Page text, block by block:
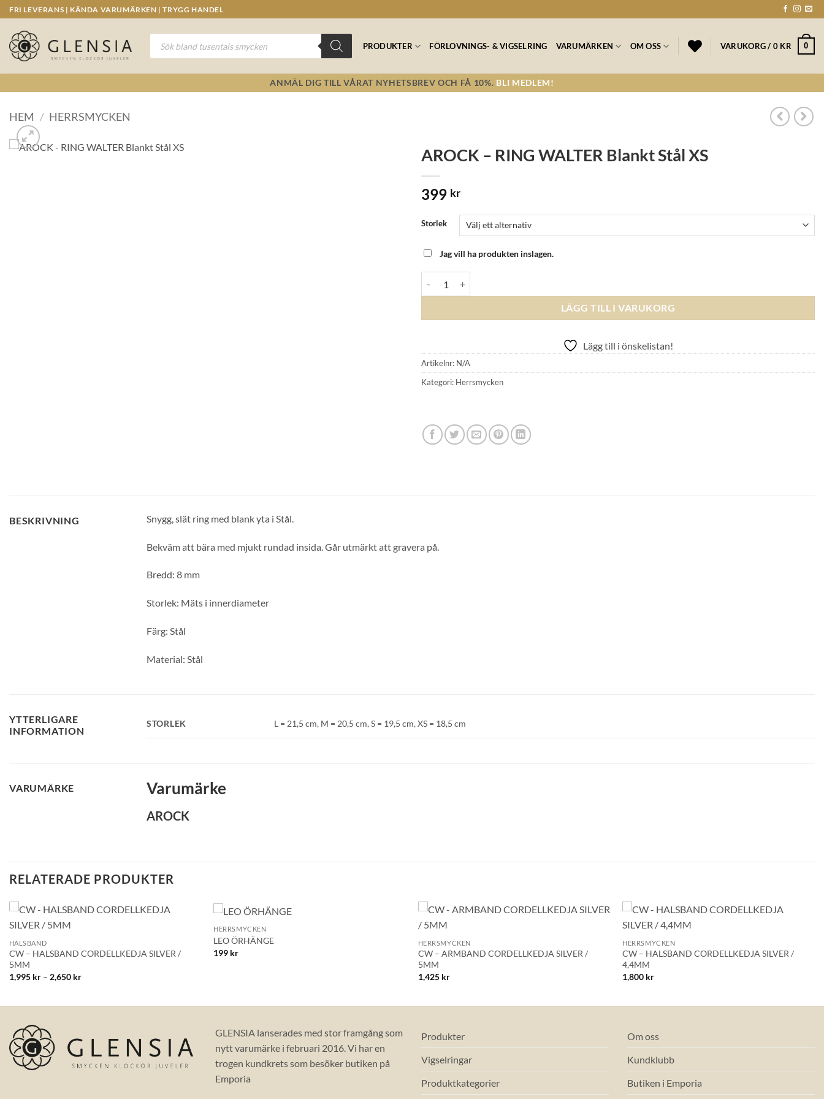
Skip
to
content
FRI LEVERANS | KÄNDA VARUMÄRKEN | TRYGG HANDEL
Produktsökning
PRODUKTER FÖRLOVNINGS- & VIGSELRING VARUMÄRKEN OM OSS VARUKORG / 0 KR 0
ANMÄL DIG TILL VÅRAT NYHETSBREV OCH FÅ 10%. BLI MEDLEM!
HEM / HERRSMYCKEN
AROCK – RING WALTER Blankt Stål XS
399 kr
Storlek
Jag vill ha produkten inslagen.
LÄGG TILL I VARUKORG
Lägg till i önskelistan!
Artikelnr: N/A
Kategori: Herrsmycken
BESKRIVNING Snygg, slät ring med blank yta i Stål.
Bekväm att bära med mjukt rundad insida. Går utmärkt att gravera på.
Bredd: 8 mm
Storlek: Mäts i innerdiameter
Färg: Stål
Material: Stål
YTTERLIGARE
INFORMATION
STORLEK L = 21,5 cm, M = 20,5 cm,S = 19,5 cm,XS = 18,5 cm
VARUMÄRKE Varumärke
AROCK
RELATERADE PRODUKTER
+
HALSBAND
CW – HALSBAND CORDELLKEDJA SILVER /
5MM
1,995 kr – 2,650 krPrisintervall:
+
HERRSMYCKEN
LEO ÖRHÄNGE
199 kr
+
HERRSMYCKEN
CW – ARMBAND CORDELLKEDJA SILVER /
5MM
1,425 kr
+
HERRSMYCKEN
CW – HALSBAND CORDELLKEDJA SILVER /
4,4MM
1,800 kr
GLENSIA lanserades med stor framgång som
nytt varumärke i februari 2016. Vi har en
trogen kundkrets som besöker butiken på
Emporia
Produkter
Vigselringar
Produktkategorier
Om oss
Kundklubb
Butiken i Emporia
BLI MEDLEM